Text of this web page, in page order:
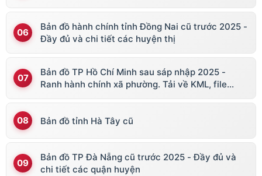
Bản đồ hành chính tỉnh Đồng Nai cũ trước 2025 -
Đầy đủ và chi tiết các huyện thị
Bản đồ TP Hồ Chí Minh sau sáp nhập 2025 -
Ranh hành chính xã phường. Tải về KML, file
Bản đồ tỉnh Hà Tây cũ
Bản đồ TP Đà Nẵng cũ trước 2025 - Đầy đủ và
chi tiết các quận huyện